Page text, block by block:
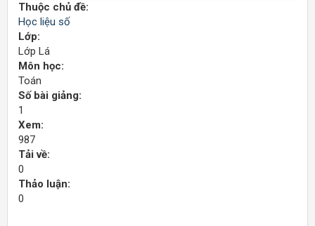
Thuộc chủ đề:
Học liệu số
Lớp:
Lớp Lá
Môn học:
Toán
Số bài giảng:
1
Xem:
987
Tải về:
0
Thảo luận:
0